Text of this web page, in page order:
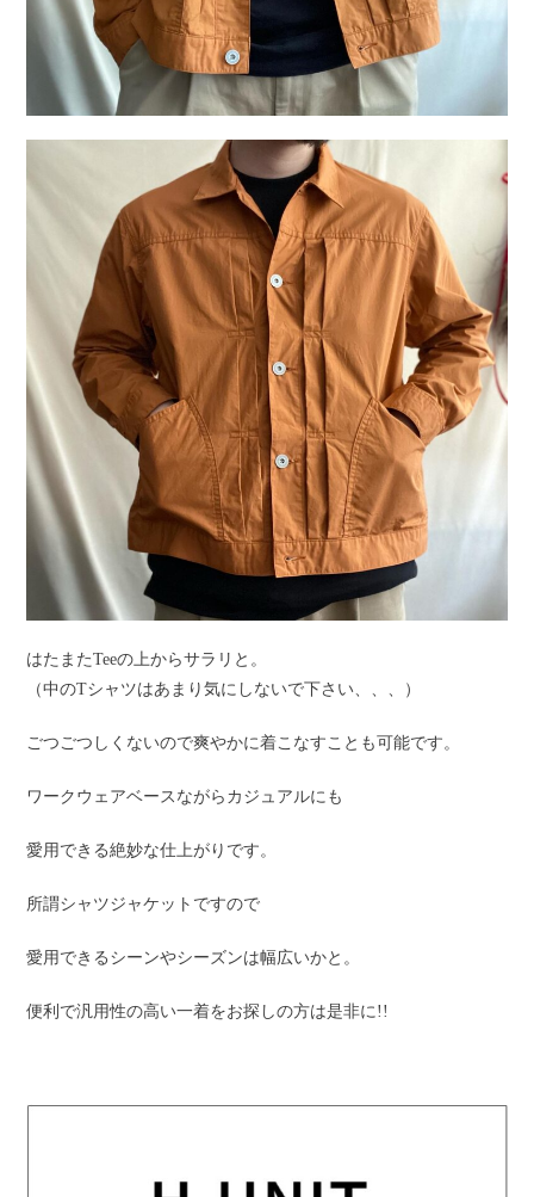
はたまたTeeの上からサラリと。
（中のTシャツはあまり気にしないで下さい、、、）
ごつごつしくないので爽やかに着こなすことも可能です。
ワークウェアベースながらカジュアルにも
愛用できる絶妙な仕上がりです。
所謂シャツジャケットですので
愛用できるシーンやシーズンは幅広いかと。
便利で汎用性の高い一着をお探しの方は是非に!!